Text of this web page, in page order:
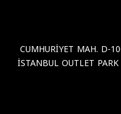
CUMHURİYET MAH. D-
İSTANBUL OUTLET